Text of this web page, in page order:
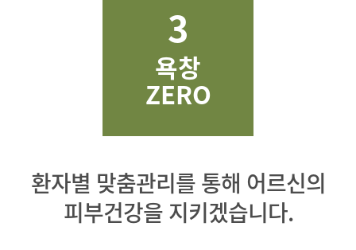
3
욕창
ZERO
환자별 맞춤관리를 통해 어르신의
피부건강을 지키겠습니다.